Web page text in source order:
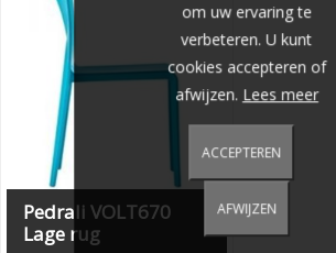
Gewicht
5 kg
Pedrali VOLT670
Lage rug
om uw ervaring te
verbeteren. U kunt
cookies accepteren of
afwijzen. Lees meer
ACCEPTEREN
AFWIJZEN